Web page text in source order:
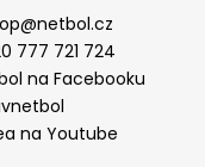
@netbol.cz
777 721 724
na Facebooku
na Youtube